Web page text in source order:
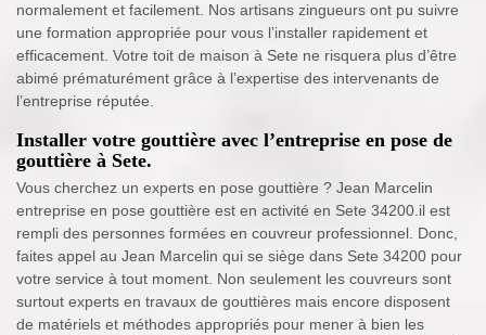
normalement et facilement. Nos artisans zingueurs ont pu suivre
une formation appropriée pour vous l’installer rapidement et
efficacement. Votre toit de maison à Sete ne risquera plus d’être
abimé prématurément grâce à l’expertise des intervenants de
l’entreprise réputée.
Installer votre gouttière avec l’entreprise en pose de
gouttière à Sete.
Vous cherchez un experts en pose gouttière ? Jean Marcelin
entreprise en pose gouttière est en activité en Sete 34200.il est
rempli des personnes formées en couvreur professionnel. Donc,
faites appel au Jean Marcelin qui se siège dans Sete 34200 pour
votre service à tout moment. Non seulement les couvreurs sont
surtout experts en travaux de gouttières mais encore disposent
de matériels et méthodes appropriés pour mener à bien les